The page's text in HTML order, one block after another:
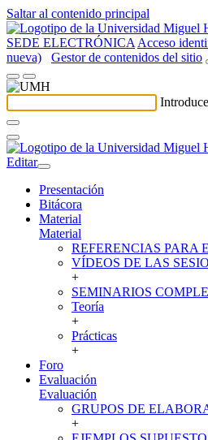
Saltar al contenido principal
SEDE ELECTRÓNICA Acceso
nueva)
Gestor de contenidos del sitio
Editar
Presentación
Bitácora
Material
Material
REFERENCIAS PARA
VÍDEOS DE LAS
+
SEMINARIOS
Teoría
+
Prácticas
+
Foro
Evaluación
Evaluación
GRUPOS DE
+